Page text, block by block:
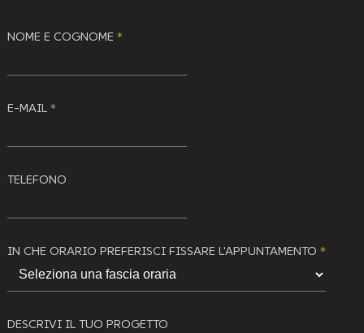
NOME E COGNOME *
E-MAIL *
TELEFONO
IN CHE ORARIO PREFERISCI FISSARE L'APPUNTAMENTO *
DESCRIVI IL TUO PROGETTO